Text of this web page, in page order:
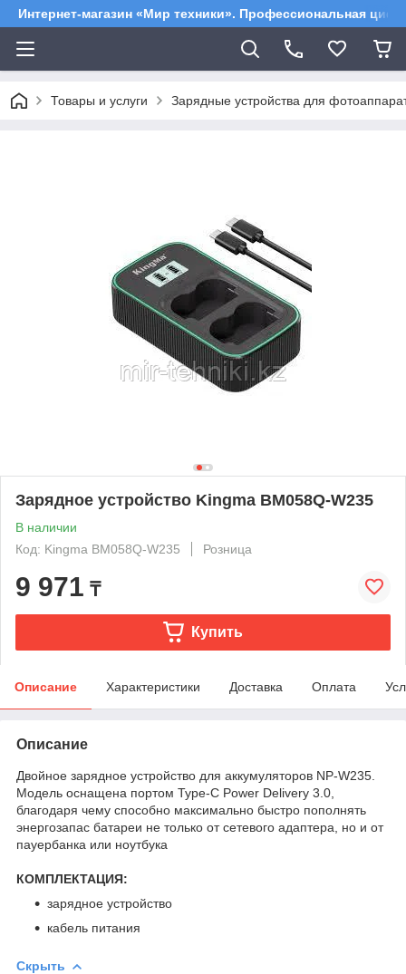
Интернет-магазин «Мир техники». Профессиональная
Товары и услуги Зарядные устройства для
Зарядное устройство Kingma BM058Q-W235
В наличии
Код: Kingma BM058Q-W235
Розница
9 971 ₸
Купить
Описание Характеристики Доставка Оплата
Описание
Двойное зарядное устройство для аккумуляторов NP-W235.
Модель оснащена портом Type-C Power Delivery 3.0,
благодаря чему способно максимально быстро пополнять
энергозапас батареи не только от сетевого адаптера, но и от
пауербанка или ноутбука
КОМПЛЕКТАЦИЯ:
зарядное устройство
кабель питания
Скрыть